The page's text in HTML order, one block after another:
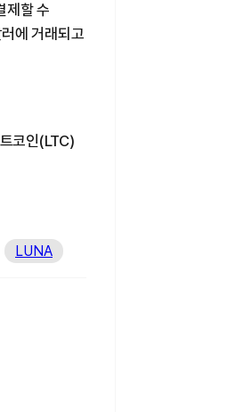
제할 수
에 거래되고
코인(LTC)
LUNA